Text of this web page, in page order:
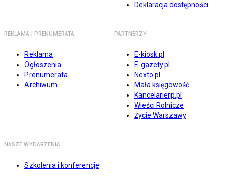
Deklaracja dostępności
REKLAMA I PRENUMERATA
Reklama
Ogłoszenia
Prenumerata
Archiwum
PARTNERZY
E-kiosk.pl
E-gazety.pl
Nexto.pl
Mała księgowość
Kancelarierp.pl
Wieści Rolnicze
Życie Warszawy
NASZE WYDARZENIA
Szkolenia i konferencje